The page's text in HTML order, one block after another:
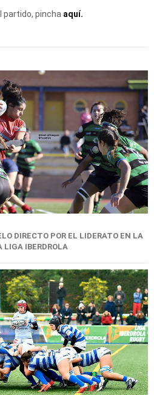
partido, pincha aquí.
DIRECTO POR EL LIDERATO EN LA
LIGA IBERDROLA